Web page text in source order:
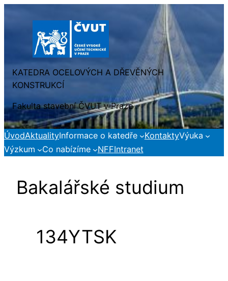
KATEDRA OCELOVÝCH A DŘEVĚNÝCH
KONSTRUKCÍ
Fakulta stavební ČVUT v Praze
ÚvodAktualityInformace o katedře KontaktyVýuka
Výzkum
Co nabízíme NFFIntranet
Bakalářské studium
134YTSK